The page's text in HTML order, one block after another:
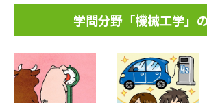
学問分野「機械工学」